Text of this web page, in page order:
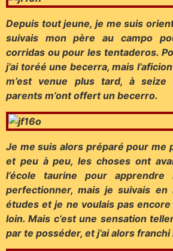
Depuis tout jeune, je me suis
suivais mon père au campo
corridas ou pour les tentaderos.
j’ai toréé une becerra, mais
m’est venue plus tard, à seize
parents m’ont offert un becerro.
Je me suis alors préparé pour me
et peu à peu, les choses ont
l’école taurine pour
perfectionner, mais je suivais en
études et je ne voulais pas
loin. Mais c’est une sensation
par te posséder, et j’ai alors